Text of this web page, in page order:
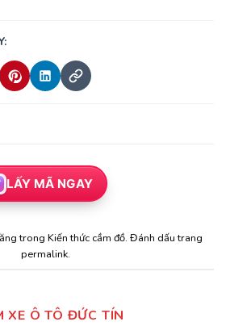
LẤY MÃ NGAY
trong Kiến thức cầm đồ. Đánh dấu trang
permalink.
XE Ô TÔ ĐỨC TÍN